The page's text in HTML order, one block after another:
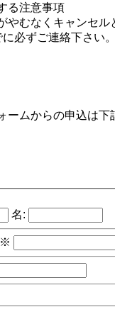
る注意事項
むなくキャンセル
必ずご連絡下さい。
ームからの申込は
名:
※